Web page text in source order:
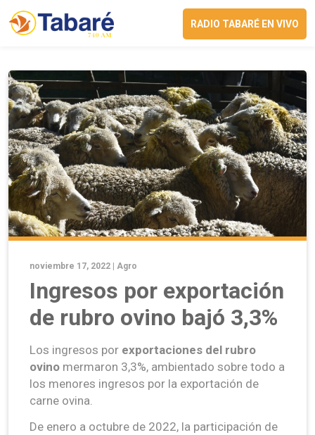
RADIO TABARÉ EN VIVO
noviembre 17, 2022 | Agro
Ingresos por exportación
de rubro ovino bajó 3,3%
Los ingresos por exportaciones del rubro
ovino mermaron 3,3%, ambientado sobre todo a
los menores ingresos por la exportación de
carne ovina.
De enero a octubre de 2022, la participación de